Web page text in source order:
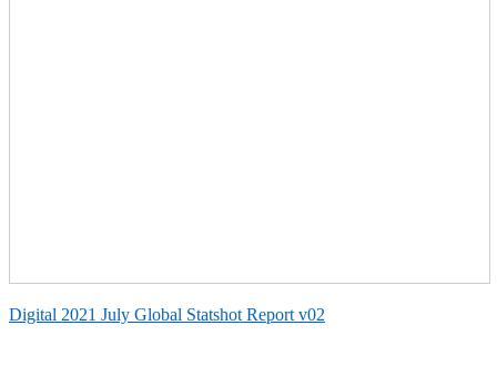
Digital 2021 July Global Statshot Report v02